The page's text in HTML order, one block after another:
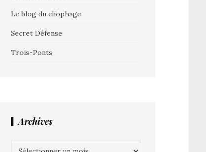
Le blog du cliophage
Secret Défense
Trois-Ponts
Archives